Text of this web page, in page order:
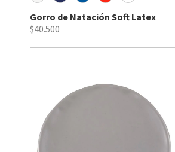
Gorro de Natación Soft Latex
$40.500